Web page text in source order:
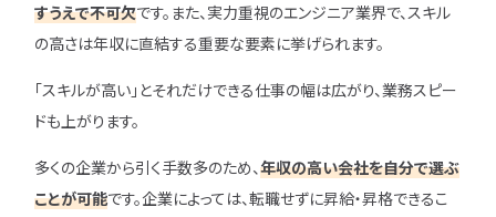
すうえで不可欠です。また、実力重視のエンジニア業界で、スキル
の高さは年収に直結する重要な要素に挙げられます。
「スキルが高い」とそれだけできる仕事の幅は広がり、業務スピー
ドも上がります。
多くの企業から引く手数多のため、年収の高い会社を自分で選ぶ
ことが可能です。企業によっては、転職せずに昇給・昇格できるこ